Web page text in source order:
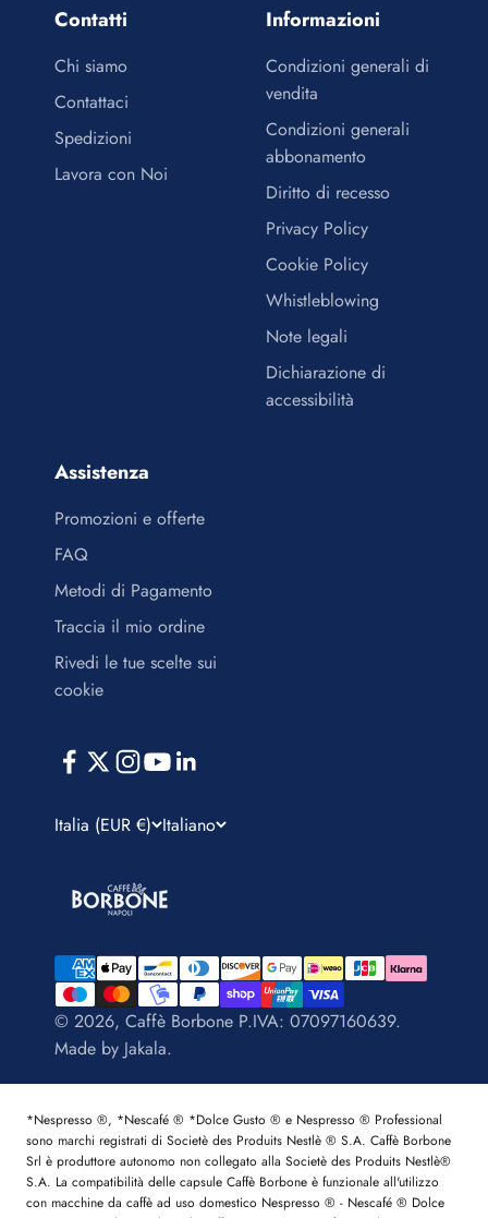
Contatti
Chi siamo
Contattaci
Spedizioni
Lavora con Noi
Informazioni
Condizioni generali di
vendita
Condizioni generali
abbonamento
Diritto di recesso
Privacy Policy
Cookie Policy
Whistleblowing
Note legali
Dichiarazione di
accessibilità
Assistenza
Promozioni e offerte
FAQ
Metodi di Pagamento
Traccia il mio ordine
Rivedi le tue scelte sui
cookie
Italia (EUR €) Italiano
© 2026, Caffè Borbone P.IVA: 07097160639.
Made by Jakala.
*Nespresso ®, *Nescafé ® *Dolce Gusto ® e Nespresso ® Professional
sono marchi registrati di Societè des Produits Nestlè ® S.A. Caffè Borbone
Srl è produttore autonomo non collegato alla Societè des Produits Nestlè®
S.A. La compatibilità delle capsule Caffè Borbone è funzionale all'utilizzo
con macchine da caffè ad uso domestico Nespresso ® - Nescafé ® Dolce